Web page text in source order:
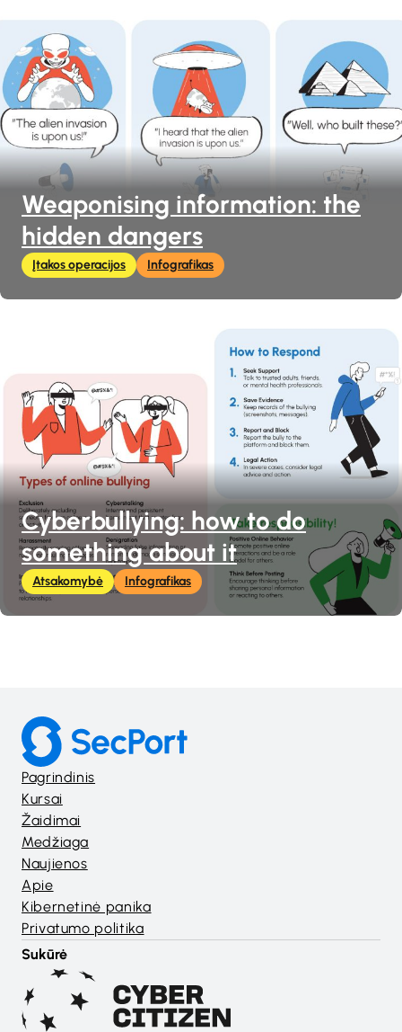
Weaponising information: the
hidden dangers
Įtakos operacijos Infografikas
Cyberbullying: how to do
something about it
Atsakomybė Infografikas
Pagrindinis
Kursai
Žaidimai
Medžiaga
Naujienos
Apie
Kibernetinė panika
Privatumo politika
Sukūrė